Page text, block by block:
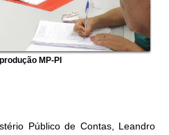
MP-PI
Público de Contas, Leandro